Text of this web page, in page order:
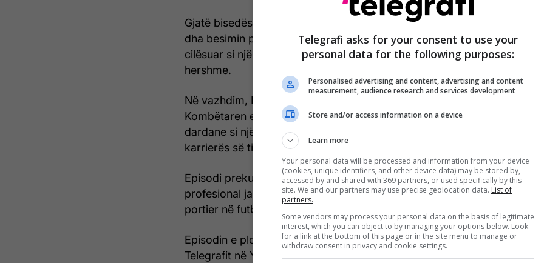
Gjatë bisedës, Bekaj kujtoi edhe momentin kur trajneri Bylbyl Sokoli i
dha besimin për debutim në ekipin e parë të Prishtinës, duke e
cilësuar si një nga momentet më vendimtare të karrierës së tij të
hershme.
Në vazhdim, Bekaj ndau emocionet e veçanta të ftesës në
Kombëtaren e Kosovës, duke e përshkruar debutimin me fanellën
dardane si një nga momentet më të rëndësishme dhe krenare të
karrierës së tij.
Episodi preku edhe eksperiencat e tij ndërkombëtare dhe rrugëtimin
profesional jashtë Kosovës, duke reflektuar mbi sfidat dhe rritjen si
portier në futbollin modern.
Episodin e plotë me Visar Bekajn mund ta ndiqni në kanalin zyrtar të
Telegrafit në YouTube. /Telegrafi/
Telegrafi asks for your consent to use your
personal data for the following purposes:
Personalised advertising and content, advertising and content
measurement, audience research and services development
Store and/or access information on a device
Learn more
Your personal data will be processed and information from your device
(cookies, unique identifiers, and other device data) may be stored by,
accessed by and shared with 369 partners, or used specifically by this
site. We and our partners may use precise geolocation data. List of
partners.
Some vendors may process your personal data on the basis of legitimate
interest, which you can object to by managing your options below. Look
for a link at the bottom of this page or in the site menu to manage or
withdraw consent in privacy and cookie settings.